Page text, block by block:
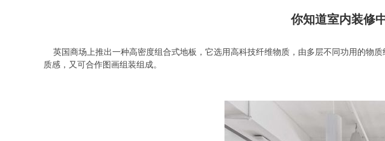
你知道室内装修
英国商场上推出一种高密度组合式地板，它选用高科技纤维物质，由多层不同功用的物
质感，又可合作图画组装组成。